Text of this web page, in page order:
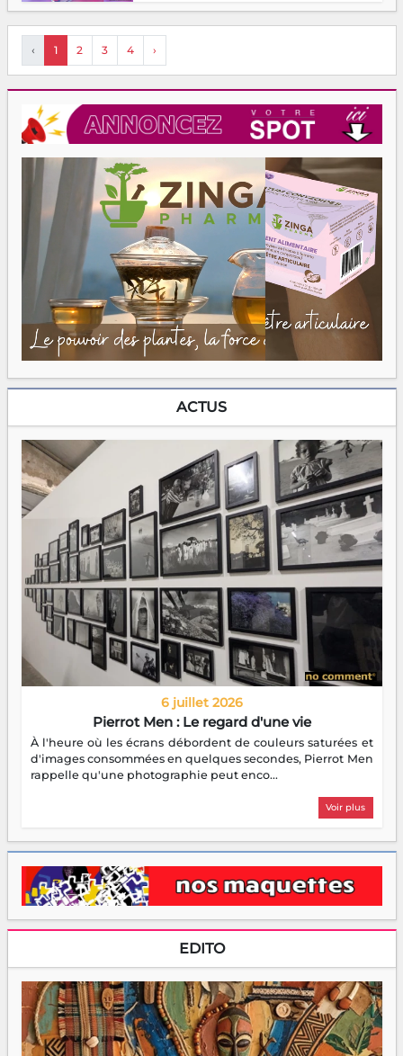
‹ 1 2 3 4 ›
ACTUS
6 juillet 2026
Pierrot Men : Le regard d'une vie
À l'heure où les écrans débordent de couleurs saturées et
d'images consommées en quelques secondes, Pierrot Men
rappelle qu'une photographie peut enco...
Voir plus
EDITO